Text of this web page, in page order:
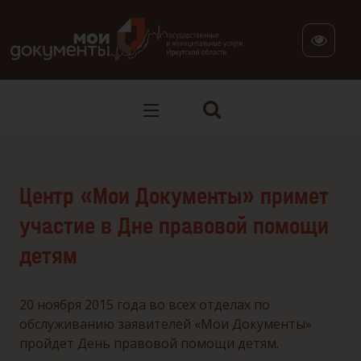
Центр «Мои Документы» примет
участие в Дне правовой помощи
детям
20 ноября 2015 года во всех отделах по
обслуживанию заявителей «Мои Документы»
пройдет День правовой помощи детям.